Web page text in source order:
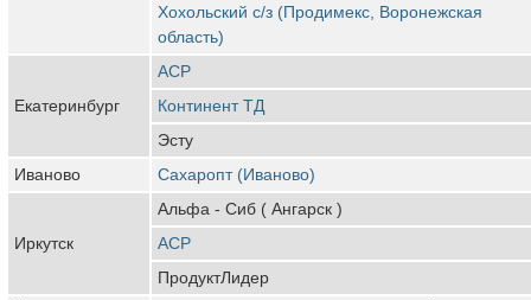
Хохольский с/з (Продимекс, Воронежская
область)
Екатеринбург
АСР
Континент ТД
Эсту
Иваново
Сахаропт (Иваново)
Иркутск
Альфа - Сиб ( Ангарск )
АСР
ПродуктЛидер